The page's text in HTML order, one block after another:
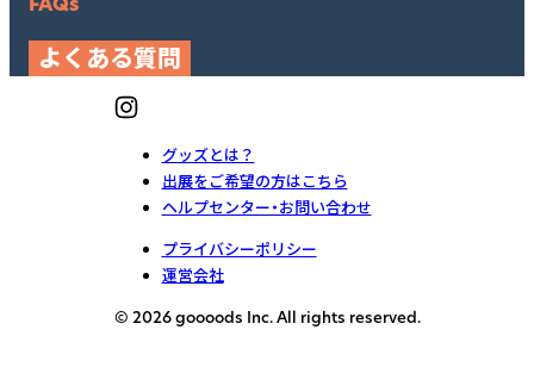
よくある質問
グッズとは？
出展をご希望の方はこちら
ヘルプセンター・お問い合わせ
プライバシーポリシー
運営会社
© 2026 goooods Inc. All rights reserved.